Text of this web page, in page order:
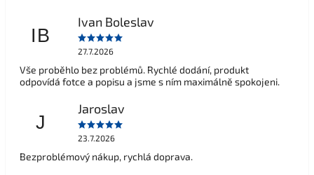
IB
Ivan Boleslav
27.7.2026
Vše proběhlo bez problémů. Rychlé dodání, produkt
odpovídá fotce a popisu a jsme s ním maximálně spokojeni.
J
Jaroslav
23.7.2026
Bezproblémový nákup, rychlá doprava.